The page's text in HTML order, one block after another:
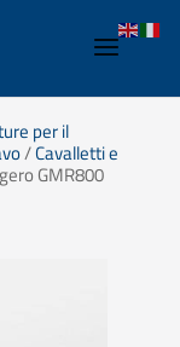
per il
/Cavalletti e
GMR800